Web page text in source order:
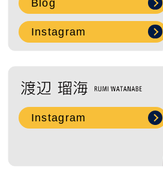
2018年4月 ( 5 )
2018年3月 ( 8 )
過去の特集
Blog
Instagram
Instagram